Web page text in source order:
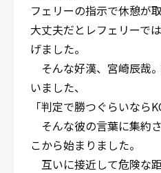
フェリーの指示で休憩が
大丈夫だとレフェリーで
げました。
そんな好漢、宮崎辰哉
いました、
「判定で勝つぐらいなら
そんな彼の言葉に集約
こから始まりました。
互いに接近して危険な